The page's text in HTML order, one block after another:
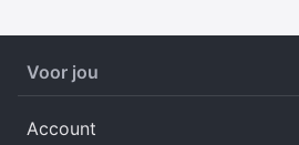
Voor jou
Account